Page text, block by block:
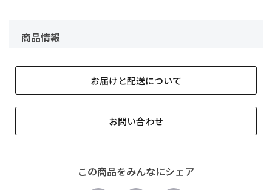
商品情報
お届けと配送について
お問い合わせ
この商品をみんなにシェア